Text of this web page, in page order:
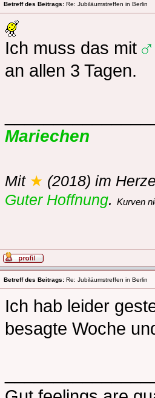
Betreff des Beitrags: Re: Jubiläumstreffen in Berlin
Ich muss das mit
an allen 3 Tagen.
Mariechen
Mit ★ (2018) im
Guter Hoffnung. Kurven
Betreff des Beitrags: Re: Jubiläumstreffen in Berlin
Ich hab leider
besagte Woche